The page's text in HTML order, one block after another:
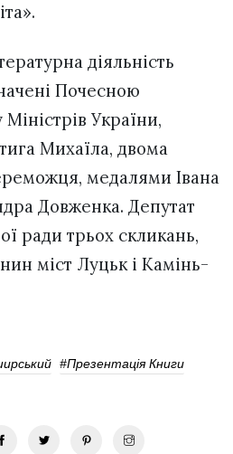
діяльність
Почесною
України,
Михаїла, двома
медалями Івана
Довженка. Депутат
ради трьох скликань,
міст Луцьк і Камінь-
#Презентація Книги